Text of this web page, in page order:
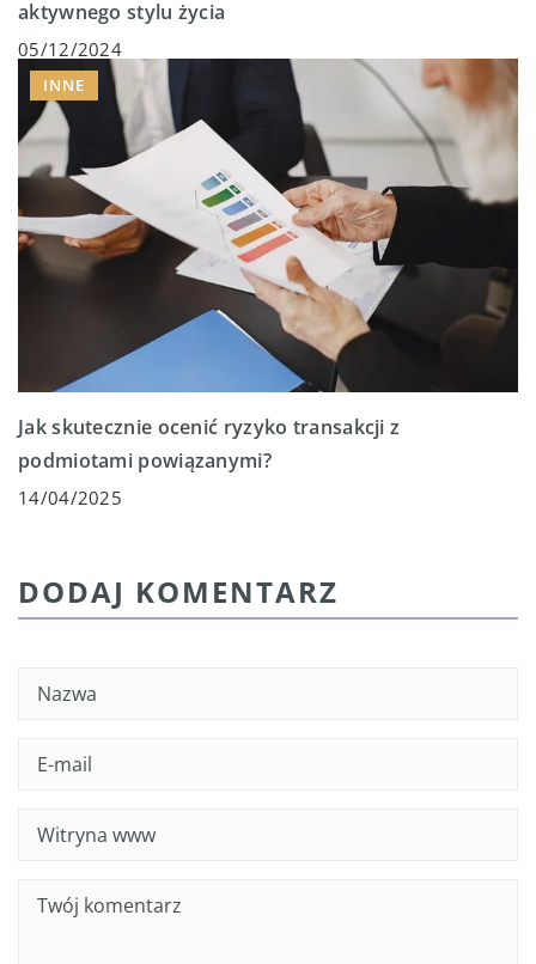
aktywnego stylu życia
05/12/2024
INNE
Jak skutecznie ocenić ryzyko transakcji z
podmiotami powiązanymi?
14/04/2025
DODAJ KOMENTARZ